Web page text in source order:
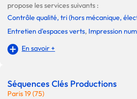
propose les services suivants :
Contrôle qualité, tri (hors mécanique,
Entretien d'espaces verts, Impression
En savoir +
Séquences Clés Productions
Paris 19 (75)